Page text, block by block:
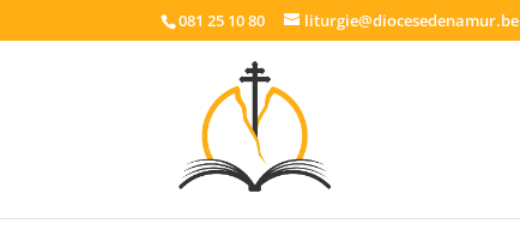
081 25 10 80 liturgie@diocesedenamur.be